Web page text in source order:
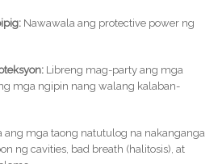
Nawawala ang protective power ng
Libreng mag-party ang mga
mga ngipin nang walang kalaban-
ang mga taong natutulog na nakanganga
ng cavities, bad breath (halitosis), at